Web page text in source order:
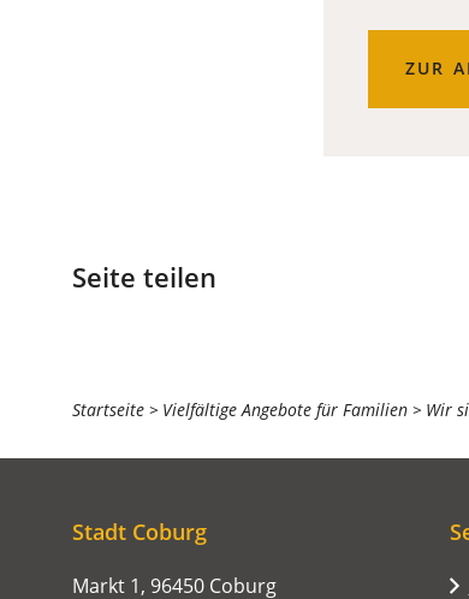
ZUR
Seite teilen
Sie
befinden
hier:
Startseite Vielfältige Angebote für Familien Wir
Stadt Coburg
Markt 1, 96450 Coburg